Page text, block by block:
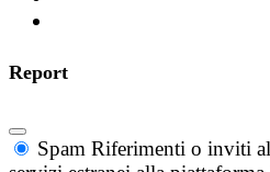
Report
Spam Riferimenti o inviti